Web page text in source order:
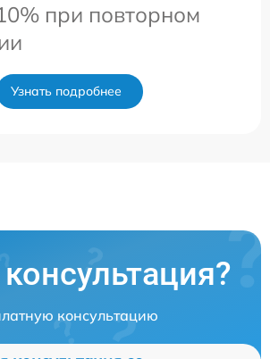
при повторном
Узнать подробнее
консультацию